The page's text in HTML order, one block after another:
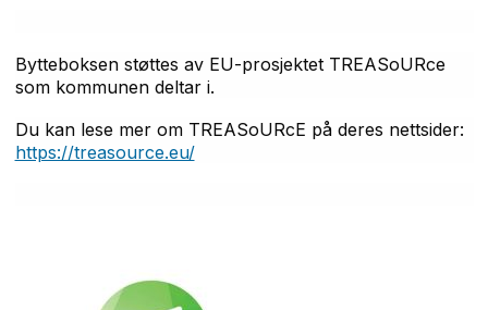
Bytteboksen støttes av EU-prosjektet TREASoURce
som kommunen deltar i.
Du kan lese mer om TREASoURcE på deres nettsider:
https://treasource.eu/